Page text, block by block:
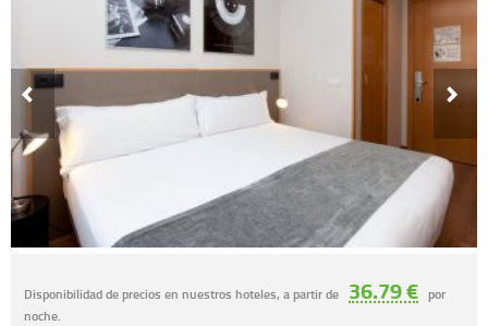
Disponibilidad de precios en nuestros hoteles, a partir de 36.79 € por
noche.